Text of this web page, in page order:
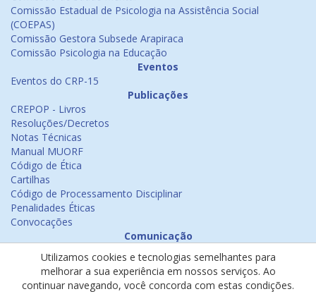
Comissão Estadual de Psicologia na Assistência Social
(COEPAS)
Comissão Gestora Subsede Arapiraca
Comissão Psicologia na Educação
Eventos
Eventos do CRP-15
Publicações
CREPOP - Livros
Resoluções/Decretos
Notas Técnicas
Manual MUORF
Código de Ética
Cartilhas
Código de Processamento Disciplinar
Penalidades Éticas
Convocações
Comunicação
Emissão de Certificados
Psicologia na Mídia
Utilizamos cookies e tecnologias semelhantes para
melhorar a sua experiência em nossos serviços. Ao
continuar navegando, você concorda com estas condições.